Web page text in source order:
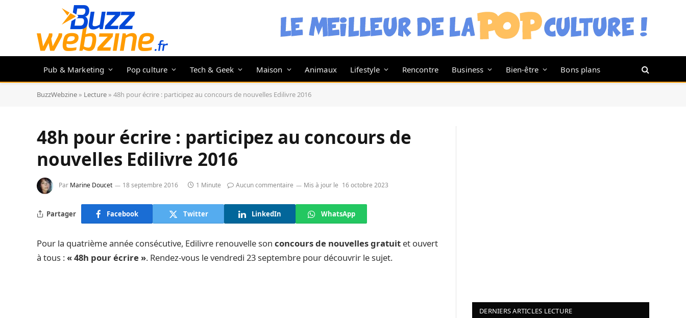
Pub & Marketing Pop culture Tech & Geek Maison Animaux Lifestyle Rencontre Business Bien-être Bons plans
BuzzWebzine » Lecture » 48h pour écrire : participez au concours de nouvelles Edilivre 2016
48h pour écrire : participez au concours de
nouvelles Edilivre 2016
Par Marine Doucet 18 septembre 2016 1 Minute Aucun commentaire Mis à jour le 16 octobre 2023
Partager Facebook Twitter LinkedIn WhatsApp
Pour la quatrième année consécutive, Edilivre renouvelle son concours de nouvelles gratuit et ouvert
à tous :« 48h pour écrire ». Rendez-vous le vendredi 23 septembre pour découvrir le sujet.
DERNIERS ARTICLES LECTURE